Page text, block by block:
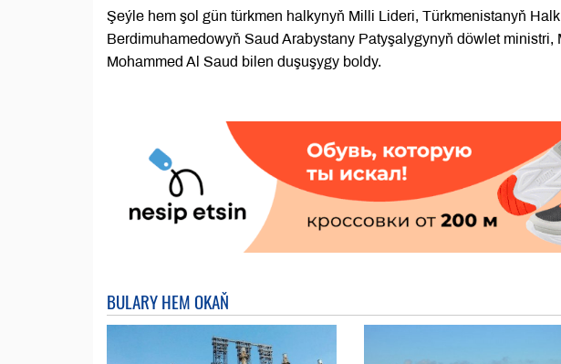
Şeýle hem şol gün türkmen halkynyň Milli Lideri, Türkmenistanyň
Berdimuhamedowyň Saud Arabystany Patyşalygynyň döwlet
Mohammed Al Saud bilen duşuşygy boldy.
BULARY HEM OKAŇ